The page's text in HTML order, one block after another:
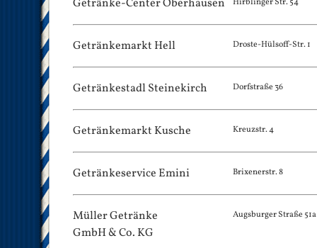
Getränke-Center Oberhausen
Getränkemarkt Hell Droste-Hülsoff-Str. 1
Getränkestadl Steinekirch Dorfstraße 36
Getränkemarkt Kusche Kreuzstr. 4
Getränkeservice Emini Brixenerstr. 8
Müller Getränke
GmbH & Co. KG
Augsburger Straße 51a